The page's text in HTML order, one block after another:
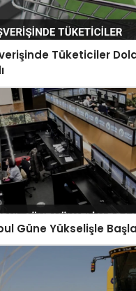
Tüketiciler
Güne Yükselişle